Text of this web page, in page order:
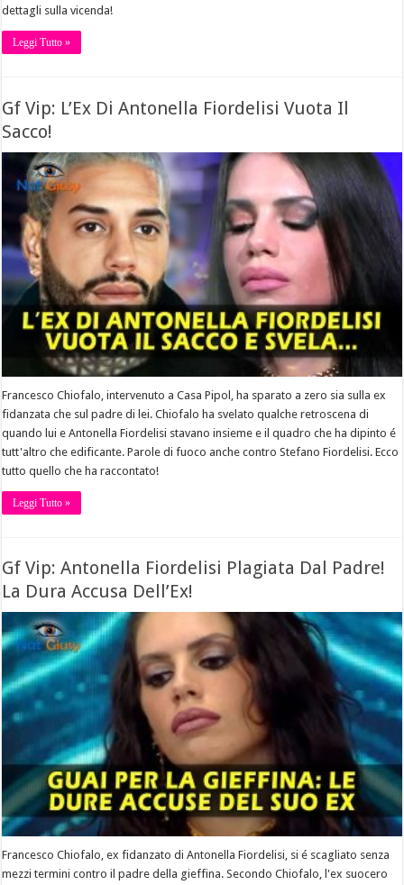
dettagli sulla vicenda!
Leggi Tutto »
Gf Vip: L’Ex Di Antonella Fiordelisi Vuota Il
Sacco!
Francesco Chiofalo, intervenuto a Casa Pipol, ha sparato a zero sia sulla ex
fidanzata che sul padre di lei. Chiofalo ha svelato qualche retroscena di
quando lui e Antonella Fiordelisi stavano insieme e il quadro che ha dipinto é
tutt'altro che edificante. Parole di fuoco anche contro Stefano Fiordelisi. Ecco
tutto quello che ha raccontato!
Leggi Tutto »
Gf Vip: Antonella Fiordelisi Plagiata Dal Padre!
La Dura Accusa Dell’Ex!
Francesco Chiofalo, ex fidanzato di Antonella Fiordelisi, si é scagliato senza
mezzi termini contro il padre della gieffina. Secondo Chiofalo, l'ex suocero